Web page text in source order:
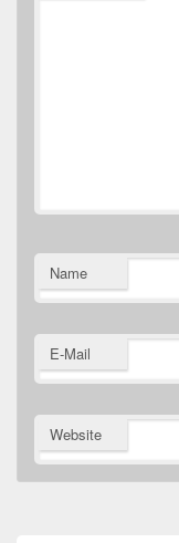
Name
E-Mail
Website